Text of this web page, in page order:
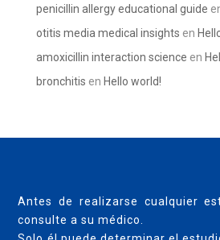
penicillin allergy educational guide
otitis media medical insights en
amoxicillin interaction science en
bronchitis en Hello world!
Antes de realizarse cualquier
consulte a su médico.